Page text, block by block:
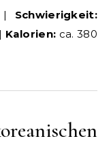
| Schwierigkeit:
Kalorien: ca. 380